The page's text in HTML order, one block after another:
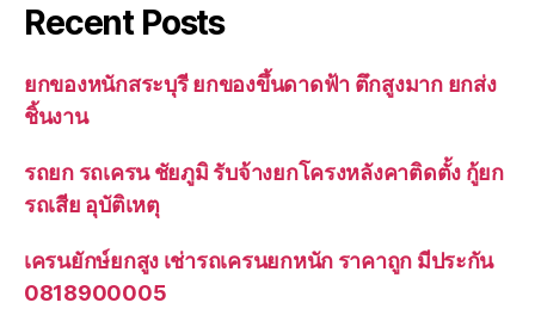
Recent Posts
ยกของหนักสระบุรี ยกของขึ้นดาดฟ้า ตึกสูงมาก ยกส่ง
ชิ้นงาน
รถยก รถเครน ชัยภูมิ รับจ้างยกโครงหลังคาติดตั้ง กู้ยก
รถเสีย อุบัติเหตุ
เครนยักษ์ยกสูง เช่ารถเครนยกหนัก ราคาถูก มีประกัน
0818900005